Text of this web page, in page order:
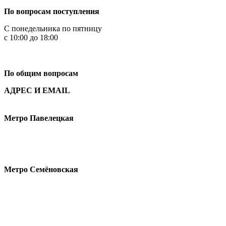
По вопросам поступления
С понедельника по пятницу
с 10:00 до 18:00
По общим вопросам
АДРЕС И EMAIL
Метро Павелецкая
Метро Семёновская